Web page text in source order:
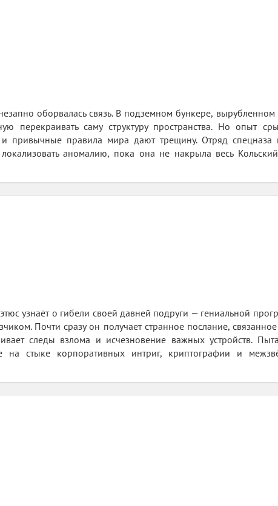
оборвалась связь. В подземном бункере,
перекраивать саму структуру пространства. Но опыт
и привычные правила мира дают трещину. Отряд
аномалию, пока она не накрыла весь
узнаёт о гибели своей давней подруги — гениальной
Почти сразу он получает странное послание,
следы взлома и исчезновение важных устройств.
на стыке корпоративных интриг, криптографии и